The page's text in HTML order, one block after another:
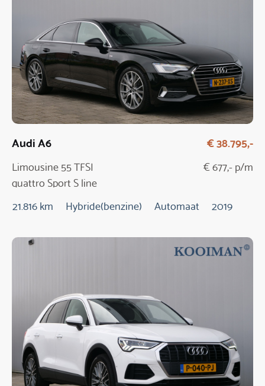
Audi A6
Limousine 55 TFSI
quattro Sport S line
edition
€ 38.795,-
€ 677,- p/m
21.816 km Hybride(benzine) Automaat 2019